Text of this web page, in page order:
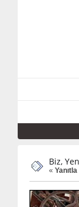
Biz,
«